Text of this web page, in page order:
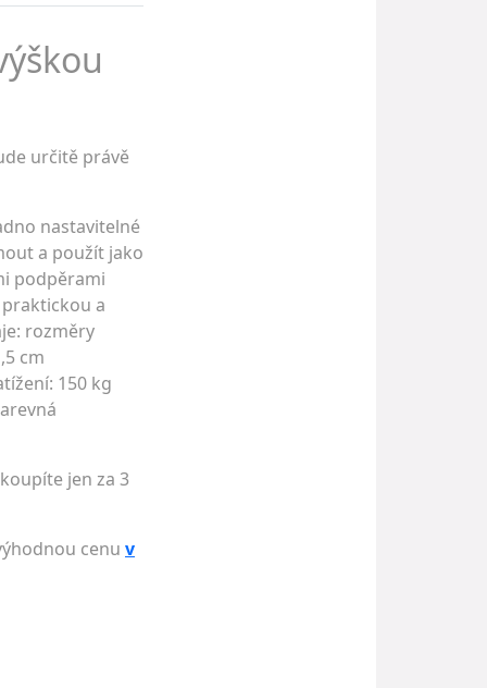
určitě právě
nastavitelné
a použít jako
podpěrami
a
rozměry
cm
150 kg
jen za 3
cenu v